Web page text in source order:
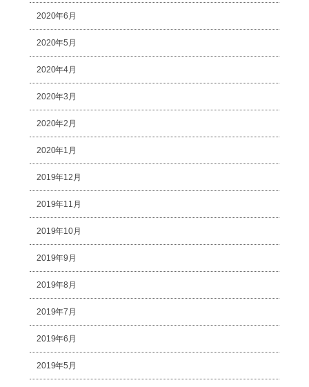
2020年6月
2020年5月
2020年4月
2020年3月
2020年2月
2020年1月
2019年12月
2019年11月
2019年10月
2019年9月
2019年8月
2019年7月
2019年6月
2019年5月